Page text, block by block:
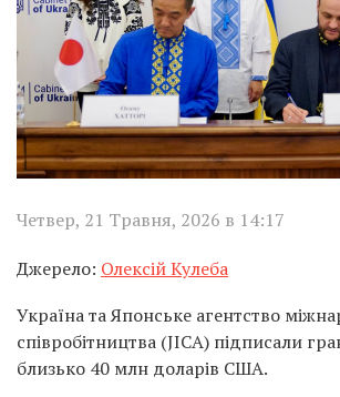
Четвер, 21 Травня, 2026 в 14:17
Джерело: Олексій Кулеба
Україна та Японське агентство
співробітництва (JICA) підписали
близько 40 млн доларів США.